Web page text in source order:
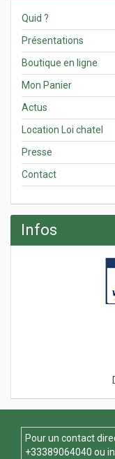
Quid ?
Présentations
Boutique en ligne
Mon Panier
Actus
Location Loi chatel
Presse
Contact
Infos
Pour un contact
+33389064040 ou